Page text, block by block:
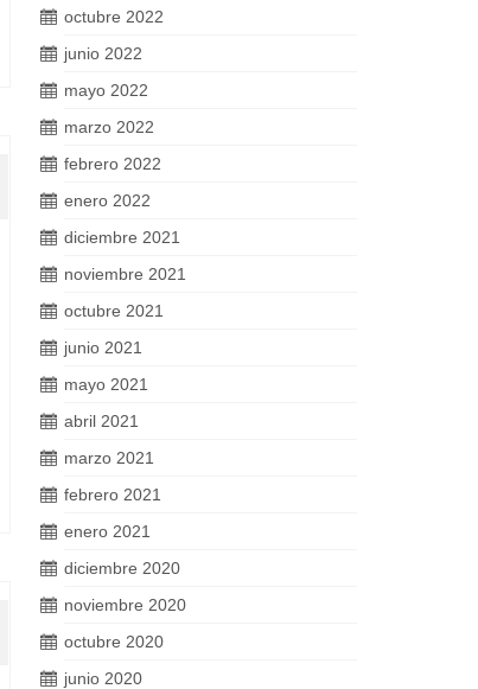
octubre 2022
junio 2022
mayo 2022
marzo 2022
febrero 2022
enero 2022
diciembre 2021
noviembre 2021
octubre 2021
junio 2021
mayo 2021
abril 2021
marzo 2021
febrero 2021
enero 2021
diciembre 2020
noviembre 2020
octubre 2020
junio 2020